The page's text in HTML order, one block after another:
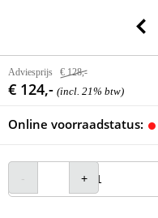
Adviesprijs € 128,-
€ 124,- (incl. 21% btw)
Online voorraadstatus: